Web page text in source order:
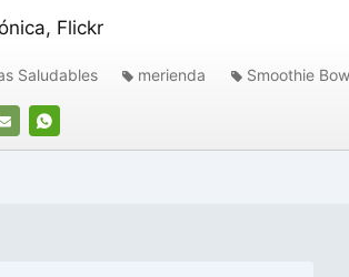
Flickr
WHATSAPP
Saludables merienda Smoothie